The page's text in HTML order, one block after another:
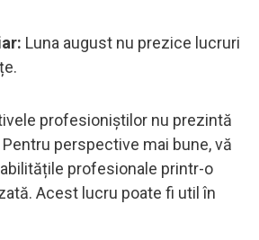
Luna august nu prezice lucruri
profesioniștilor nu prezintă
perspective mai bune, vă
profesionale printr-o
Acest lucru poate fi util în